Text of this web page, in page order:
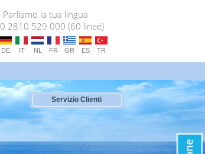
Parliamo la tua lingua
2810 529 000 (60 linee)
DE IT NL FR GR ES TR
Servizio Clienti